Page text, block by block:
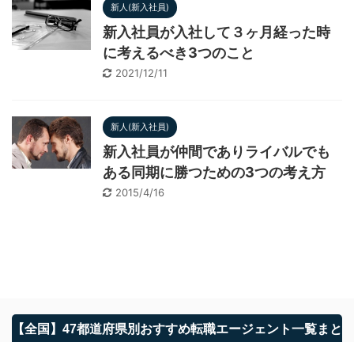
新人(新入社員)
新入社員が入社して３ヶ月経った時
に考えるべき3つのこと
2021/12/11
新人(新入社員)
新入社員が仲間でありライバルでも
ある同期に勝つための3つの考え方
2015/4/16
【全国】47都道府県別おすすめ転職エージェント一覧まと